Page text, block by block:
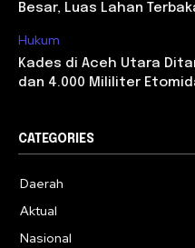
Besar, Luas Lahan
Hukum
Kades di Aceh Utara
dan 4.000 Mililiter
CATEGORIES
Daerah
Aktual
Nasional